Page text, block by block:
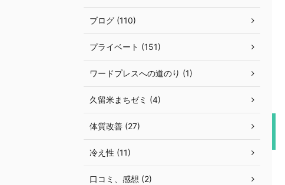
ブログ (110)
プライベート (151)
ワードプレスへの道のり (1)
久留米まちゼミ (4)
体質改善 (27)
冷え性 (11)
口コミ、感想 (2)